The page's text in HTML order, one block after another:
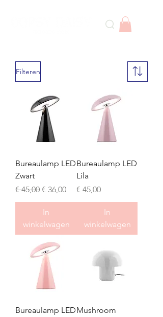
Filteren
Bureaulamp LED
Zwart
Normale prijs
€ 45,00 Verkoopprijs
€ 36,00
In
winkelwagen
Bureaulamp LED
Lila
Prijs
€ 45,00
In
winkelwagen
Bureaulamp LEDMushroom